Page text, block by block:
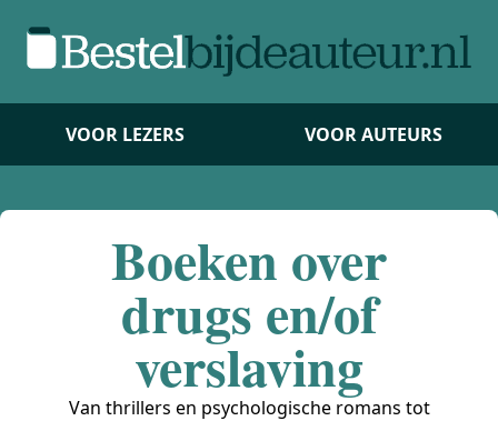
VOOR LEZERS VOOR AUTEURS
Boeken over
drugs en/of
verslaving
Van thrillers en psychologische romans tot